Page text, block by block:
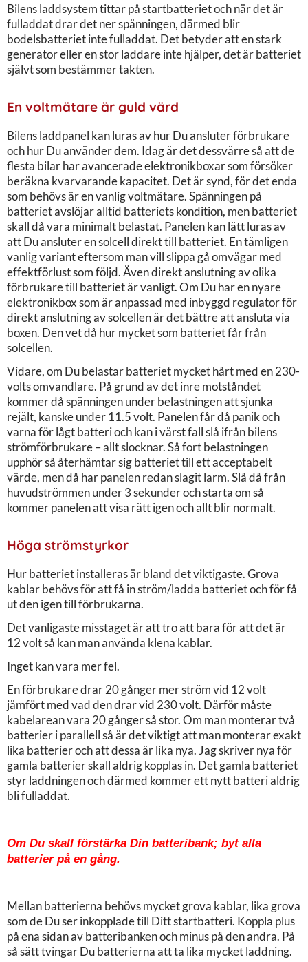
Bilens laddsystem tittar på startbatteriet och när det är
fulladdat drar det ner spänningen, därmed blir
bodelsbatteriet inte fulladdat. Det betyder att en stark
generator eller en stor laddare inte hjälper, det är batteriet
självt som bestämmer takten.
En voltmätare är guld värd
Bilens laddpanel kan luras av hur Du ansluter förbrukare
och hur Du använder dem. Idag är det dessvärre så att de
flesta bilar har avancerade elektronikboxar som försöker
beräkna kvarvarande kapacitet. Det är synd, för det enda
som behövs är en vanlig voltmätare. Spänningen på
batteriet avslöjar alltid batteriets kondition, men batteriet
skall då vara minimalt belastat. Panelen kan lätt luras av
att Du ansluter en solcell direkt till batteriet. En tämligen
vanlig variant eftersom man vill slippa gå omvägar med
effektförlust som följd. Även direkt anslutning av olika
förbrukare till batteriet är vanligt. Om Du har en nyare
elektronikbox som är anpassad med inbyggd regulator för
direkt anslutning av solcellen är det bättre att ansluta via
boxen. Den vet då hur mycket som batteriet får från
solcellen.
Vidare, om Du belastar batteriet mycket hårt med en 230-
volts omvandlare. På grund av det inre motståndet
kommer då spänningen under belastningen att sjunka
rejält, kanske under 11.5 volt. Panelen får då panik och
varna för lågt batteri och kan i värst fall slå ifrån bilens
strömförbrukare – allt slocknar. Så fort belastningen
upphör så återhämtar sig batteriet till ett acceptabelt
värde, men då har panelen redan slagit larm. Slå då från
huvudströmmen under 3 sekunder och starta om så
kommer panelen att visa rätt igen och allt blir normalt.
Höga strömstyrkor
Hur batteriet installeras är bland det viktigaste. Grova
kablar behövs för att få in ström/ladda batteriet och för få
ut den igen till förbrukarna.
Det vanligaste misstaget är att tro att bara för att det är
12 volt så kan man använda klena kablar.
Inget kan vara mer fel.
En förbrukare drar 20 gånger mer ström vid 12 volt
jämfört med vad den drar vid 230 volt. Därför måste
kabelarean vara 20 gånger så stor. Om man monterar två
batterier i parallell så är det viktigt att man monterar exakt
lika batterier och att dessa är lika nya. Jag skriver nya för
gamla batterier skall aldrig kopplas in. Det gamla batteriet
styr laddningen och därmed kommer ett nytt batteri aldrig
bli fulladdat.
Om Du skall förstärka Din batteribank; byt alla
batterier på en gång.
Mellan batterierna behövs mycket grova kablar, lika grova
som de Du ser inkopplade till Ditt startbatteri. Koppla plus
på ena sidan av batteribanken och minus på den andra. På
så sätt tvingar Du batterierna att ta lika mycket laddning.